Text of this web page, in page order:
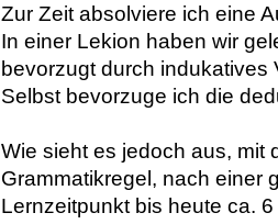
Zur Zeit absolviere ich eine
In einer Lekion haben wir
bevorzugt durch indukatives
Selbst bevorzuge ich die
Wie sieht es jedoch aus, mit
Grammatikregel, nach einer
Lernzeitpunkt bis heute ca.